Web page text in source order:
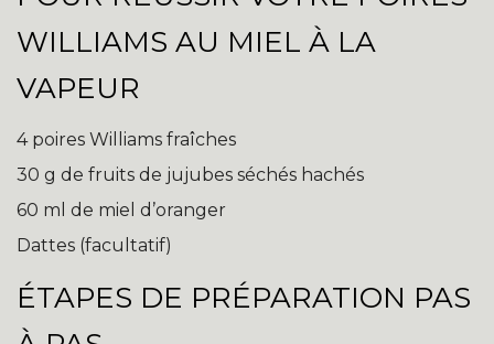
WILLIAMS AU MIEL À LA
VAPEUR
4 poires Williams fraîches
30 g de fruits de jujubes séchés hachés
60 ml de miel d’oranger
Dattes (facultatif)
ÉTAPES DE PRÉPARATION PAS